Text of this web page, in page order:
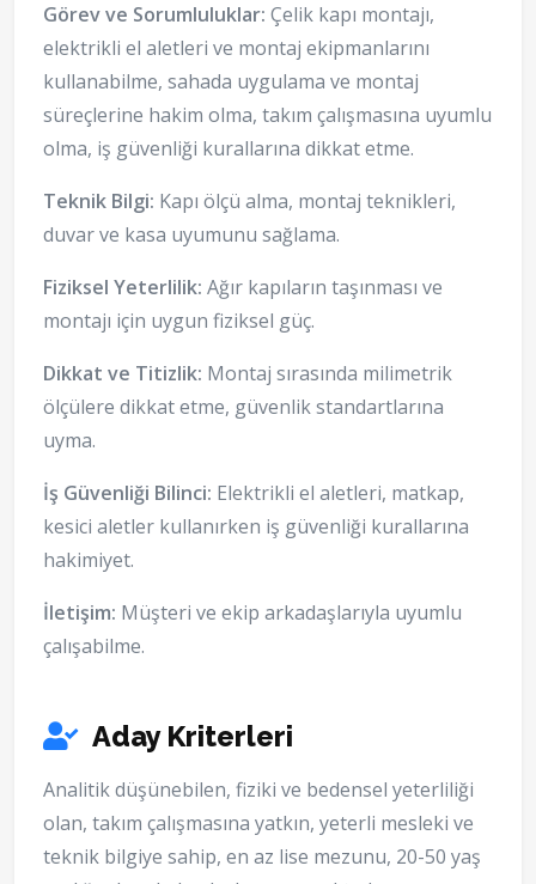
Görev ve Sorumluluklar: Çelik kapı montajı,
elektrikli el aletleri ve montaj ekipmanlarını
kullanabilme, sahada uygulama ve montaj
süreçlerine hakim olma, takım çalışmasına uyumlu
olma, iş güvenliği kurallarına dikkat etme.
Teknik Bilgi: Kapı ölçü alma, montaj teknikleri,
duvar ve kasa uyumunu sağlama.
Fiziksel Yeterlilik: Ağır kapıların taşınması ve
montajı için uygun fiziksel güç.
Dikkat ve Titizlik: Montaj sırasında milimetrik
ölçülere dikkat etme, güvenlik standartlarına
uyma.
İş Güvenliği Bilinci: Elektrikli el aletleri, matkap,
kesici aletler kullanırken iş güvenliği kurallarına
hakimiyet.
İletişim: Müşteri ve ekip arkadaşlarıyla uyumlu
çalışabilme.
Aday Kriterleri
Analitik düşünebilen, fiziki ve bedensel yeterliliği
olan, takım çalışmasına yatkın, yeterli mesleki ve
teknik bilgiye sahip, en az lise mezunu, 20-50 yaş